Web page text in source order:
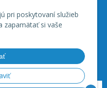
pri poskytovaní služieb
zapamätať si vaše